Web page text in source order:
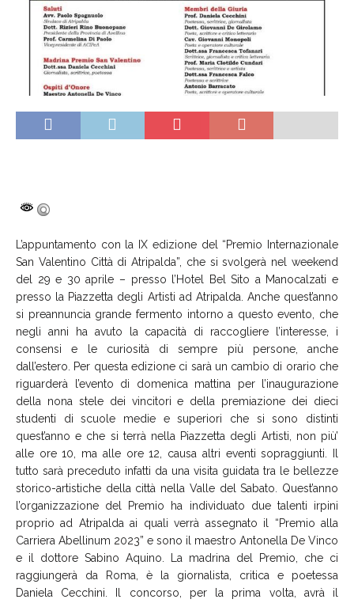
L’appuntamento con la IX edizione del “Premio Internazionale
San Valentino Città di Atripalda”, che si svolgerà nel weekend
del 29 e 30 aprile – presso l’Hotel Bel Sito a Manocalzati e
presso la Piazzetta degli Artisti ad Atripalda. Anche quest’anno
si preannuncia grande fermento intorno a questo evento, che
negli anni ha avuto la capacità di raccogliere l’interesse, i
consensi e le curiosità di sempre più persone, anche
dall’estero. Per questa edizione ci sarà un cambio di orario che
riguarderà l’evento di domenica mattina per l’inaugurazione
della nona stele dei vincitori e della premiazione dei dieci
studenti di scuole medie e superiori che si sono distinti
quest’anno e che si terrà nella Piazzetta degli Artisti, non più’
alle ore 10, ma alle ore 12, causa altri eventi sopraggiunti. Il
tutto sarà preceduto infatti da una visita guidata tra le bellezze
storico-artistiche della città nella Valle del Sabato. Quest’anno
l’organizzazione del Premio ha individuato due talenti irpini
proprio ad Atripalda ai quali verrà assegnato il “Premio alla
Carriera Abellinum 2023” e sono il maestro Antonella De Vinco
e il dottore Sabino Aquino. La madrina del Premio, che ci
raggiungerà da Roma, è la giornalista, critica e poetessa
Daniela Cecchini. Il concorso, per la prima volta, avrà il